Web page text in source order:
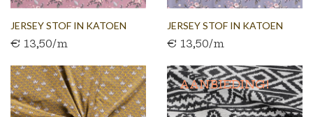
JERSEY STOF IN KATOEN
OUD...
€ 13,50/m
JERSEY STOF IN KATOEN
BLAUW...
€ 13,50/m
AANBIEDING!